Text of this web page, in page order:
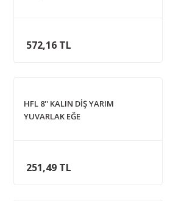
572,16 TL
HFL 8'' KALIN DİŞ YARIM
YUVARLAK EĞE
251,49 TL